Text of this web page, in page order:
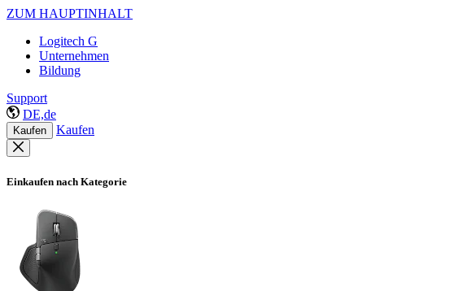
ZUM HAUPTINHALT
Logitech G
Unternehmen
Bildung
Support
DE,de
Kaufen Kaufen
Einkaufen nach Kategorie